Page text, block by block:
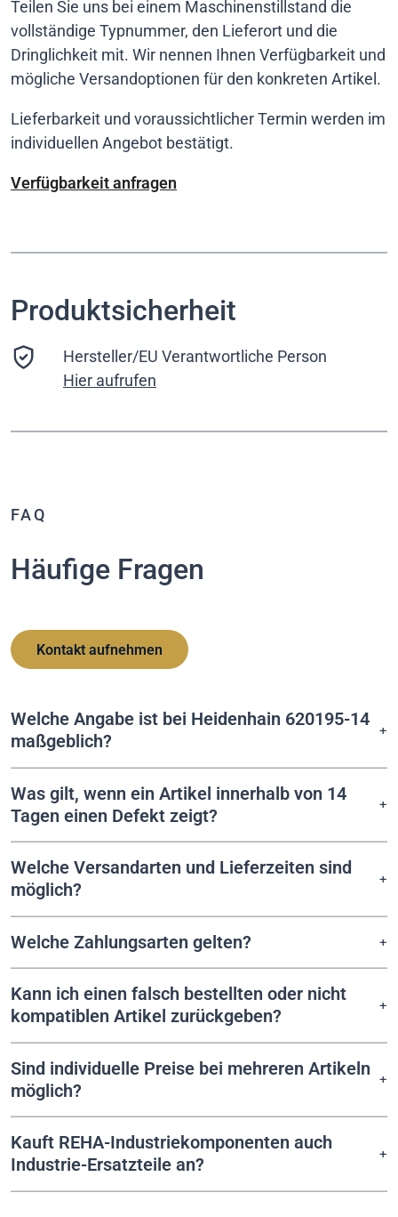
Teilen Sie uns bei einem Maschinenstillstand die
vollständige Typnummer, den Lieferort und die
Dringlichkeit mit. Wir nennen Ihnen Verfügbarkeit und
mögliche Versandoptionen für den konkreten Artikel.
Lieferbarkeit und voraussichtlicher Termin werden im
individuellen Angebot bestätigt.
Verfügbarkeit anfragen
Produktsicherheit
Hersteller/EU Verantwortliche Person
Hier aufrufen
FAQ
Häufige Fragen
Kontakt aufnehmen
Welche Angabe ist bei Heidenhain 620195-14
maßgeblich?
Was gilt, wenn ein Artikel innerhalb von 14
Tagen einen Defekt zeigt?
Welche Versandarten und Lieferzeiten sind
möglich?
Welche Zahlungsarten gelten?
Kann ich einen falsch bestellten oder nicht
kompatiblen Artikel zurückgeben?
Sind individuelle Preise bei mehreren Artikeln
möglich?
Kauft REHA-Industriekomponenten auch
Industrie-Ersatzteile an?